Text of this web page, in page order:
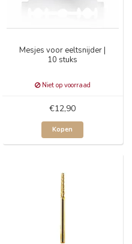
Mesjes voor eeltsnijder |
10 stuks
Niet op voorraad
€12,90
Kopen